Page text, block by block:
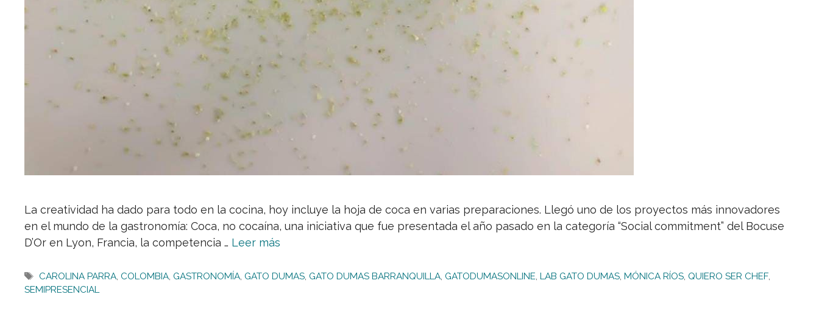
La creatividad ha dado para todo en la cocina, hoy incluye la hoja de coca en varias preparaciones. Llegó uno de los proyectos más innovadores
en el mundo de la gastronomía: Coca, no cocaína, una iniciativa que fue presentada el año pasado en la categoría “Social commitment” del Bocuse
D’Or en Lyon, Francia, la competencia … Leer más
Etiquetas
CAROLINA PARRA,COLOMBIA,GASTRONOMÍA,GATO DUMAS,GATO DUMAS BARRANQUILLA,GATODUMASONLINE,LAB GATO DUMAS,MÓNICA RÍOS,QUIERO SER CHEF,
SEMIPRESENCIAL